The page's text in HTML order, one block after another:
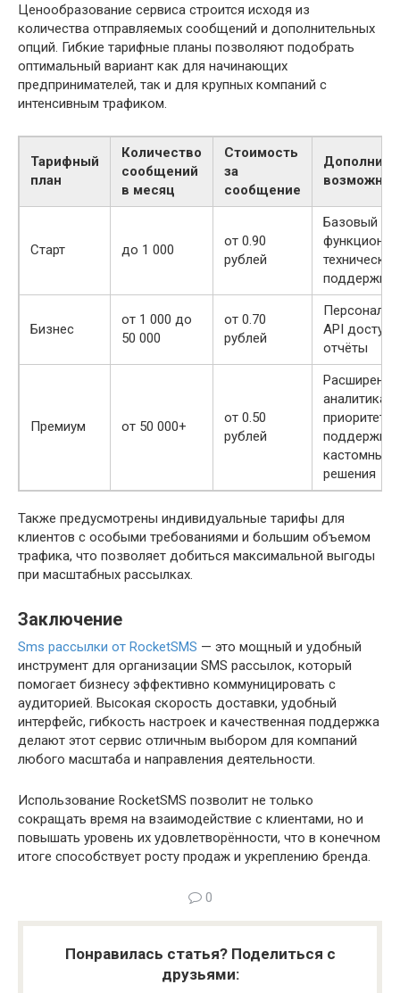
Ценообразование сервиса строится исходя из
количества отправляемых сообщений и дополнительных
опций. Гибкие тарифные планы позволяют подобрать
оптимальный вариант как для начинающих
предпринимателей, так и для крупных компаний с
интенсивным трафиком.
Тарифный
план
Количество
сообщений
в месяц
Стоимость
за
сообщение
Старт до 1 000
от 0.90
рублей
Базовый
функционал,
техническая
поддержка
Бизнес
от 1 000 до
50 000
от 0.70
рублей
API доступ,
отчёты
Премиум от 50 000+
от 0.50
рублей
аналитика,
поддержка,
кастомные
решения
Также предусмотрены индивидуальные тарифы для
клиентов с особыми требованиями и большим объемом
трафика, что позволяет добиться максимальной выгоды
при масштабных рассылках.
Заключение
Sms рассылки от RocketSMS — это мощный и удобный
инструмент для организации SMS рассылок, который
помогает бизнесу эффективно коммуницировать с
аудиторией. Высокая скорость доставки, удобный
интерфейс, гибкость настроек и качественная поддержка
делают этот сервис отличным выбором для компаний
любого масштаба и направления деятельности.
Использование RocketSMS позволит не только
сокращать время на взаимодействие с клиентами, но и
повышать уровень их удовлетворённости, что в конечном
итоге способствует росту продаж и укреплению бренда.
0
Понравилась статья? Поделиться с
друзьями: